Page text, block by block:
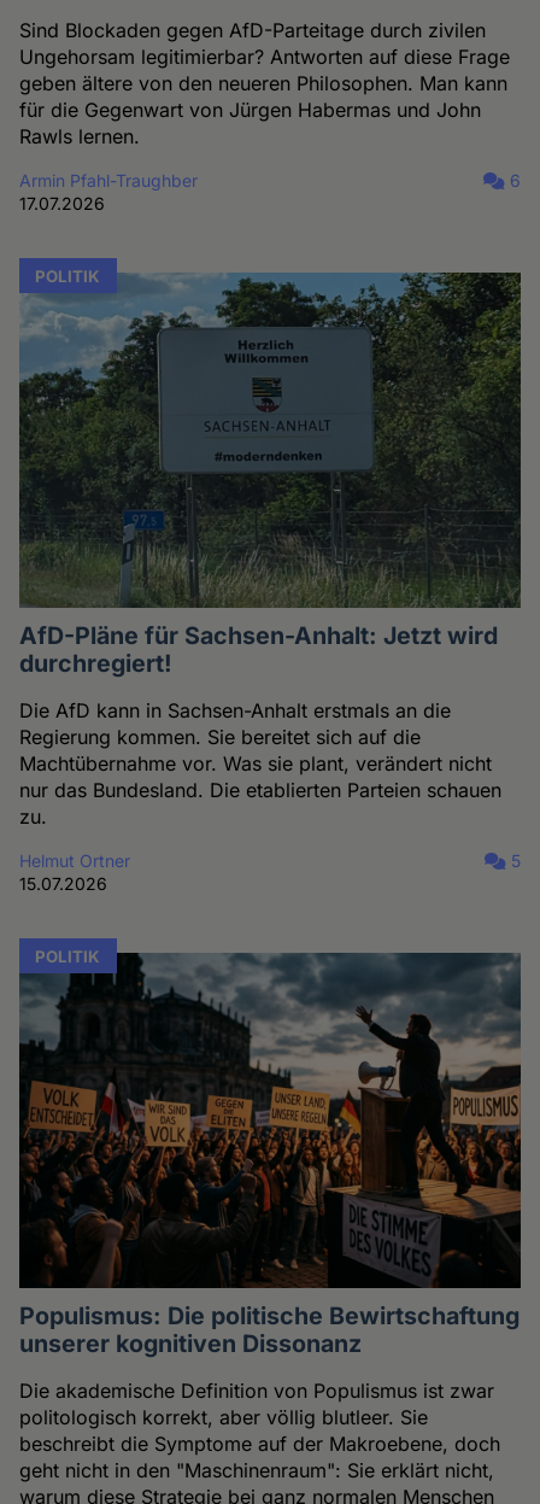
Sind Blockaden gegen AfD-Parteitage durch zivilen
Ungehorsam legitimierbar? Antworten auf diese Frage
geben ältere von den neueren Philosophen. Man kann
für die Gegenwart von Jürgen Habermas und John
Rawls lernen.
Armin Pfahl-Traughber
17.07.2026
6
POLITIK
AfD-Pläne für Sachsen-Anhalt: Jetzt wird
durchregiert!
Die AfD kann in Sachsen-Anhalt erstmals an die
Regierung kommen. Sie bereitet sich auf die
Machtübernahme vor. Was sie plant, verändert nicht
nur das Bundesland. Die etablierten Parteien schauen
zu.
Helmut Ortner
15.07.2026
5
POLITIK
Populismus: Die politische Bewirtschaftung
unserer kognitiven Dissonanz
Die akademische Definition von Populismus ist zwar
politologisch korrekt, aber völlig blutleer. Sie
beschreibt die Symptome auf der Makroebene, doch
geht nicht in den "Maschinenraum": Sie erklärt nicht,
warum diese Strategie bei ganz normalen Menschen